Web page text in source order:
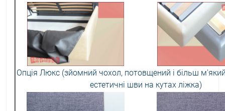
Опція Люкс (зйомний чохол, потовщений і більш
естетичні шви на кутах ліжка)